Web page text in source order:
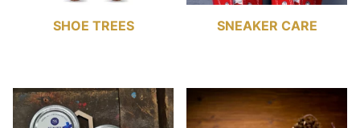
SHOE TREES SNEAKER CARE